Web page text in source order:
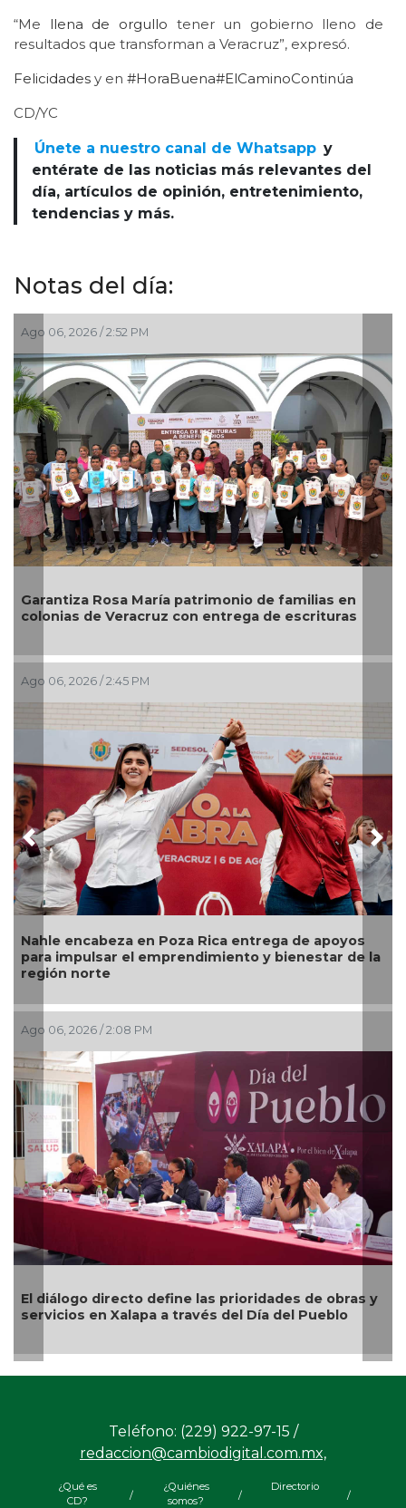
“Me llena de orgullo tener un gobierno lleno de
resultados que transforman a Veracruz”, expresó.
Felicidades y en #HoraBuena#ElCaminoContinúa
CD/YC
Únete a nuestro canal de Whatsapp y
entérate de las noticias más relevantes del
día, artículos de opinión, entretenimiento,
tendencias y más.
Notas del día:
Ago 06, 2026 / 2:52 PM
Garantiza Rosa María patrimonio de familias en
colonias de Veracruz con entrega de escrituras
Ago 06, 2026 / 2:45 PM
Nahle encabeza en Poza Rica entrega de apoyos
para impulsar el emprendimiento y bienestar de la
región norte
Ago 06, 2026 / 2:08 PM
El diálogo directo define las prioridades de obras y
servicios en Xalapa a través del Día del Pueblo
Previous
Teléfono: (229) 922-97-15 /
redaccion@cambiodigital.com.mx,
¿Qué es
CD?
/
¿Quiénes
somos?
/
Directorio
/